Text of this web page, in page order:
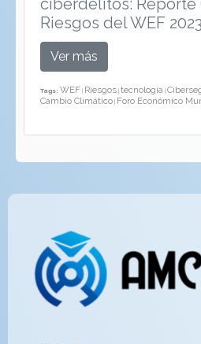
Riesgos del WEF
Ver más
Tags: WEF | Riesgos | tecnología |
Cambio Climático | Foro Económico